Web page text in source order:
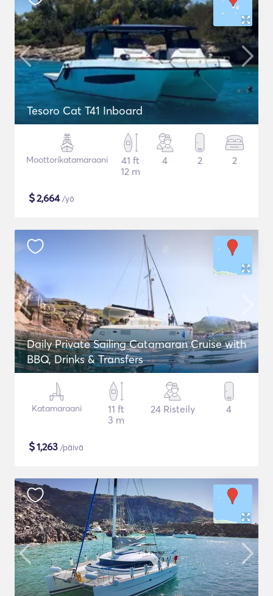
Tesoro Cat T41 Inboard
Moottorikatamaraani
41 ft
12 m
4 2 2
$2,664/yö
Daily Private Sailing Catamaran Cruise with
BBQ, Drinks & Transfers
Katamaraani
11 ft
3 m
24 Risteily 4
$1,263 /päivä